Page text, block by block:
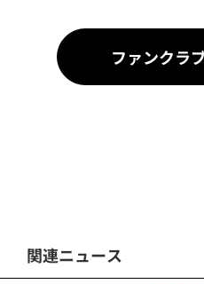
ファンクラ
関連ニュース